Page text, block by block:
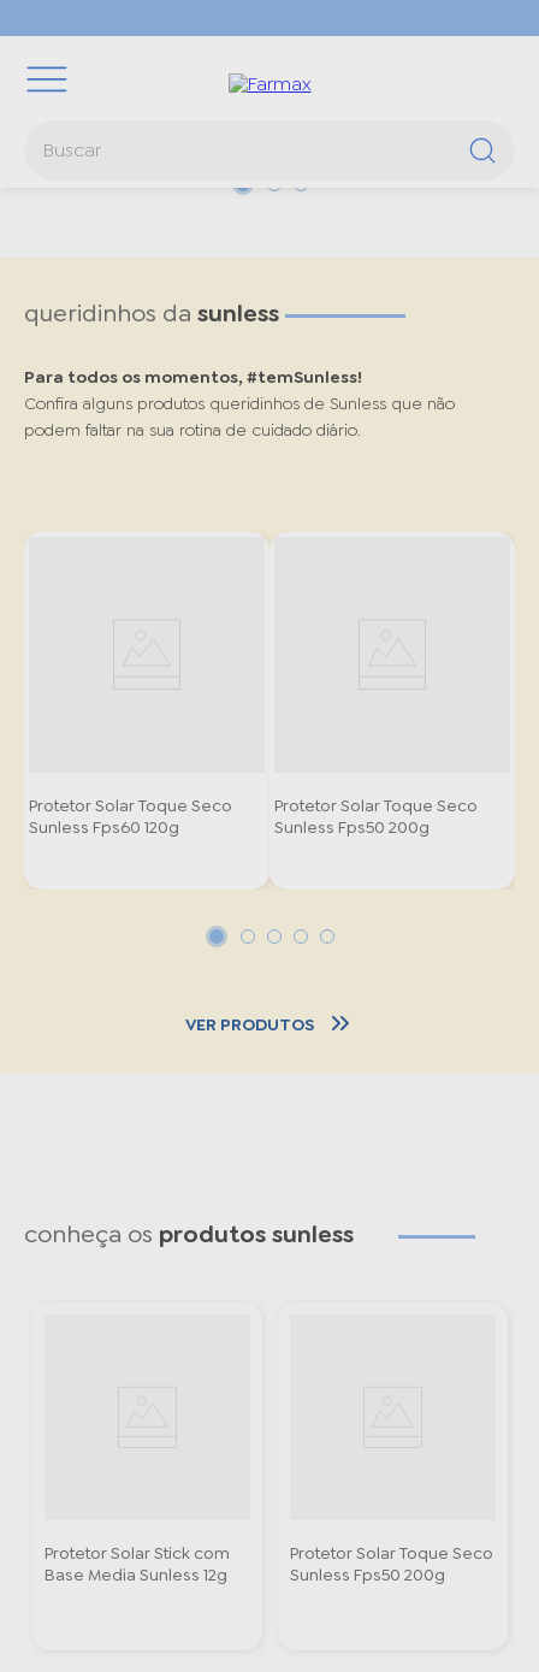
queridinhos da sunless
Para todos os momentos, #temSunless!
Confira alguns produtos queridinhos de Sunless que não
podem faltar na sua rotina de cuidado diário.
Protetor Solar Toque Seco
Sunless Fps60 120g
Protetor Solar Toque Seco
Sunless Fps50 200g
VER PRODUTOS
conheça os produtos sunless
Protetor Solar Stick com
Base Media Sunless 12g
Protetor Solar Toque Seco
Sunless Fps50 200g
3º
hidraderm
5º body splash